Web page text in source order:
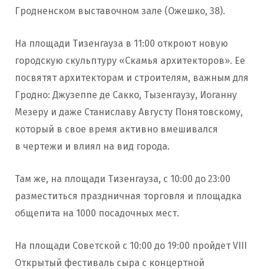
Гродненском выставочном зале (Ожешко, 38).
На площади Тизенгауза в 11:00 откроют новую
городскую скульптуру «Скамья архитекторов». Ее
посвятят архитекторам и строителям, важным для
Гродно: Джузеппе де Сакко, Тызенгаузу, Иоганну
Мезеру и даже Станиславу Августу Понятовскому,
который в свое время активно вмешивался
в чертежи и влиял на вид города.
Там же, на площади Тизенгауза, с 10:00 до 23:00
разместиться праздничная торговля и площадка
общепита на 1000 посадочных мест.
На площади Советской с 10:00 до 19:00 пройдет VIII
Открытый фестиваль сыра с концертной